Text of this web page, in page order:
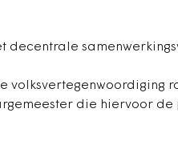
decentrale
volksvertegenwoordiging
die hiervoor